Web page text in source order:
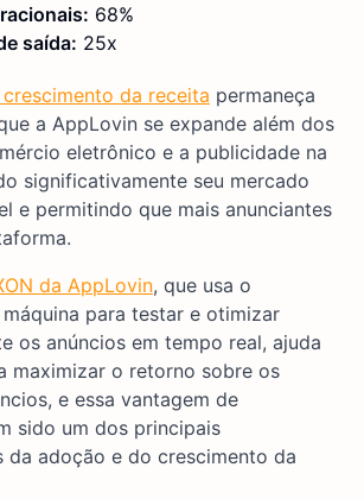
68%
saída: 25x
da receita permaneça
a AppLovin se expande além dos
eletrônico e a publicidade na
significativamente seu mercado
e permitindo que mais anunciantes
da AppLovin, que usa o
para testar e otimizar
os anúncios em tempo real, ajuda
maximizar o retorno sobre os
e essa vantagem de
sido um dos principais
da adoção e do crescimento da